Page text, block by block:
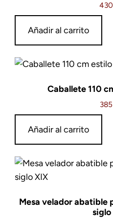
430
Añadir al carrito
Caballete 110
385
Añadir al carrito
Mesa velador abatible
siglo